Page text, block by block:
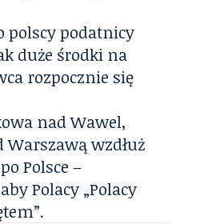
polscy podatnicy
duże środki na
rozpocznie się
nad Wawel,
Warszawą wzdłuż
Polsce –
Polacy „Polacy